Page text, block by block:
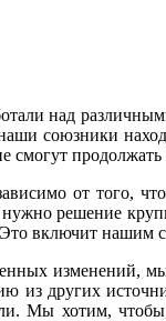
над
союзники
продолжать
от того,
решение
включит нашим
изменений,
других
Мы хотим,